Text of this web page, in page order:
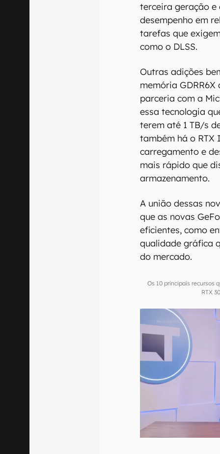
terceira geração
desempenho em
tarefas que
como o DLSS.
Outras adições
memória
parceria com a
essa tecnologia
terem até 1 TB/s
também há o RTX
carregamento e
mais rápido que
armazenamento.
A união dessas
que as novas
eficientes, como
qualidade gráfica
do mercado.
Os 10 principais recursos
RTX